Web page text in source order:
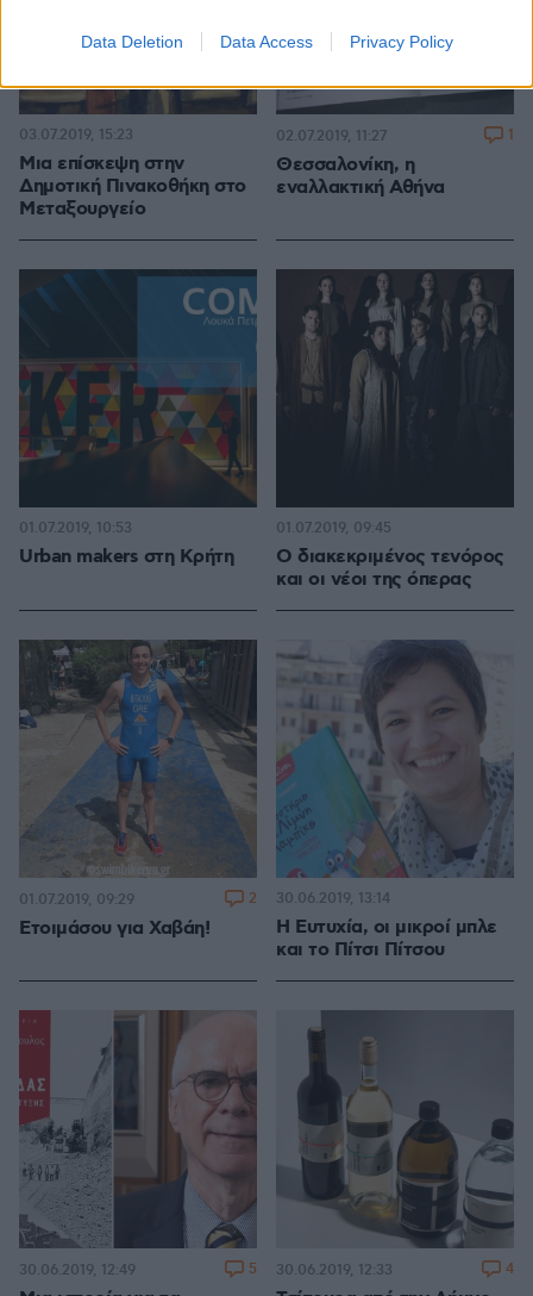
Data Deletion Data Access Privacy Policy
Μια επίσκεψη στην
Δημοτική Πινακοθήκη στο
Μεταξουργείο
03.07.2019, 15:23
Θεσσαλονίκη, η
εναλλακτική Αθήνα
02.07.2019, 11:27 1
Urban makers στη Κρήτη
01.07.2019, 10:53
Ο διακεκριμένος τενόρος
και οι νέοι της όπερας
01.07.2019, 09:45
Ετοιμάσου για Χαβάη!
01.07.2019, 09:29 2
Η Ευτυχία, οι μικροί μπλε
και το Πίτσι Πίτσου
30.06.2019, 13:14
30.06.2019, 12:49 5 30.06.2019, 12:33 4